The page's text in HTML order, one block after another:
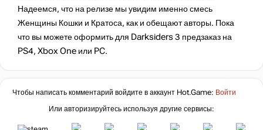
Надеемся, что на релизе мы увидим именно смесь
Женщины Кошки и Кратоса, как и обещают авторы. Пока
что вы можете оформить для Darksiders 3 предзаказ на
PS4, Xbox One или PC.
Чтобы написать комментарий войдите в аккаунт Hot.Game: Войти
Или авторизируйтесь используя другие сервисы: